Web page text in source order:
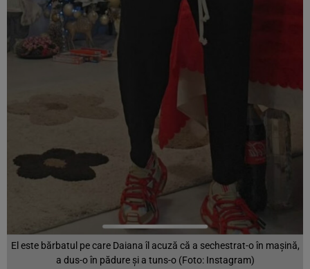
El este bărbatul pe care Daiana îl acuză că a sechestrat-o în mașină,
a dus-o în pădure și a tuns-o (Foto: Instagram)